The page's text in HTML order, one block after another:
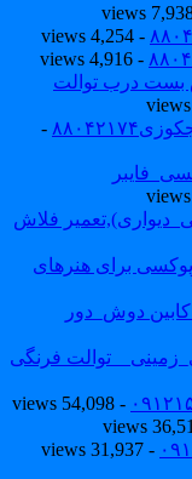
- 4,254 views
- 4,916 views
درب توالت
-
فلاش
برای هنرهای
دوش_دور
_ توالت فرنگی
- 54,098 views
- 31,937 views